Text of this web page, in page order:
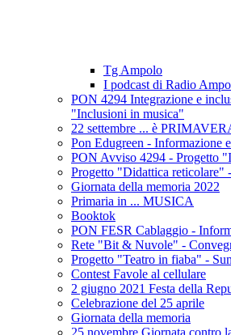
Tg Ampolo
I podcast di Radio
PON 4294 Integrazione e
"Inclusioni in musica"
22 settembre ... è
Pon Edugreen - Informazione
PON Avviso 4294 - Progetto
Progetto "Didattica reticolare"
Giornata della memoria 2022
Primaria in ... MUSICA
Booktok
PON FESR Cablaggio -
Rete "Bit & Nuvole" -
Progetto "Teatro in fiaba" -
Contest Favole al cellulare
2 giugno 2021 Festa della
Celebrazione del 25 aprile
Giornata della memoria